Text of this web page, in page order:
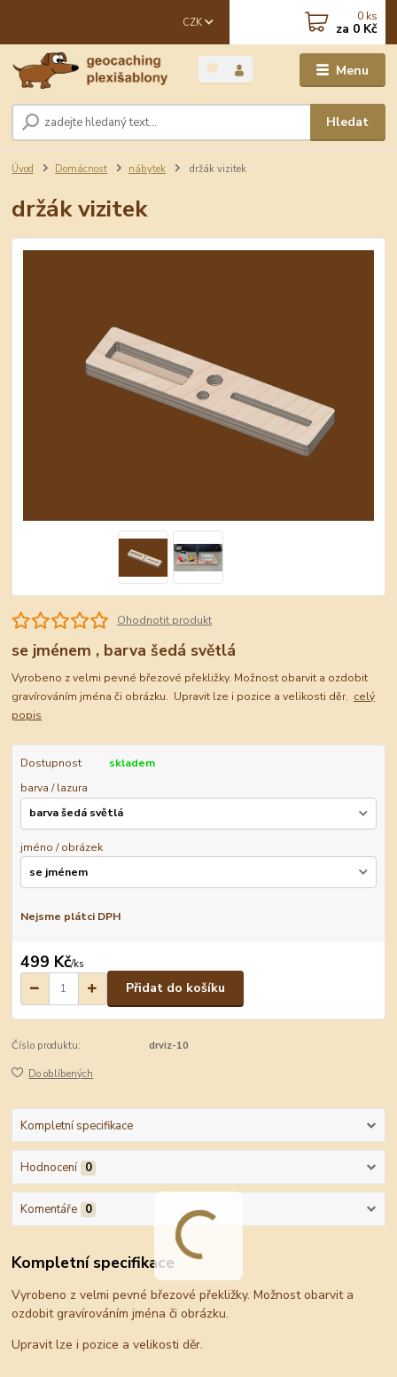
Menu
CZK
Hledat
0 ks
za 0 Kč
Úvod Domácnost nábytek držák vizitek
držák vizitek
Ohodnotit produkt
se jménem , barva šedá světlá
Vyrobeno z velmi pevné březové překližky. Možnost obarvit a ozdobit
gravírováním jména či obrázku. Upravit lze i pozice a velikosti děr. celý
popis
Dostupnost
skladem
barva / lazura
jméno / obrázek
Nejsme plátci DPH
499 Kč/ks
Přidat do košíku
Číslo produktu: drviz-10
Do oblíbených
Kompletní specifikace
Hodnocení 0
Komentáře 0
Kompletní specifikace
Vyrobeno z velmi pevné březové překližky. Možnost obarvit a
ozdobit gravírováním jména či obrázku.
Upravit lze i pozice a velikosti děr.